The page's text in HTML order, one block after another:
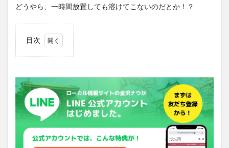
どうやら、一時間放置しても溶けてこないのだとか！？
目次
アイ
スが
溶け
ない
の‼??